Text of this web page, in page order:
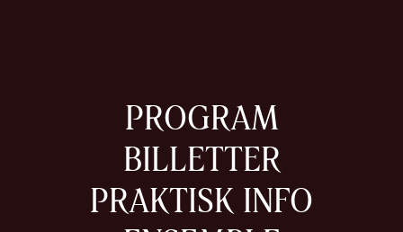
PROGRAM
BILLETTER
PRAKTISK INFO